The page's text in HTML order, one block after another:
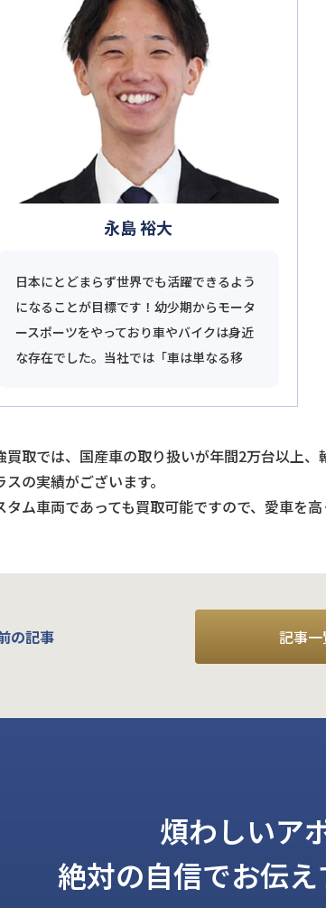
永島 裕大
日本にとどまらず世界でも活躍できるよう
になることが目標です！幼少期からモータ
ースポーツをやっており車やバイクは身近
な存在でした。当社では「車は単なる移
買取では、国産車の取り扱いが年間2万台以上
スの実績がございます。
タム車両であっても買取可能ですので、愛車を
の記事 記事
煩わしいア
絶対の自信でお伝え